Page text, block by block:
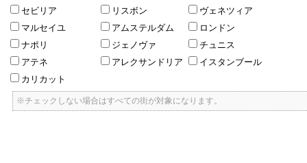
セビリア
リスボン
ヴェネツィア
マルセイユ
アムステルダム
ロンドン
ナポリ
ジェノヴァ
チュニス
アテネ
アレクサンドリア
イスタンブール
カリカット
※チェックしない場合はすべての街が対象になります。